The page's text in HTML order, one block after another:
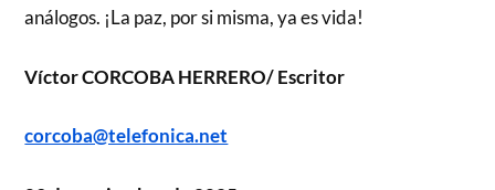
análogos. ¡La paz, por si misma, ya es vida!
Víctor CORCOBA HERRERO/ Escritor
corcoba@telefonica.net